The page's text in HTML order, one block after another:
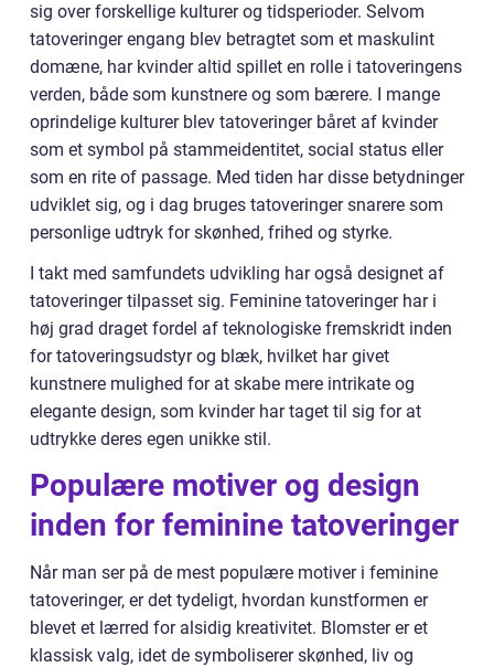
sig over forskellige kulturer og tidsperioder. Selvom
tatoveringer engang blev betragtet som et maskulint
domæne, har kvinder altid spillet en rolle i tatoveringens
verden, både som kunstnere og som bærere. I mange
oprindelige kulturer blev tatoveringer båret af kvinder
som et symbol på stammeidentitet, social status eller
som en rite of passage. Med tiden har disse betydninger
udviklet sig, og i dag bruges tatoveringer snarere som
personlige udtryk for skønhed, frihed og styrke.
I takt med samfundets udvikling har også designet af
tatoveringer tilpasset sig. Feminine tatoveringer har i
høj grad draget fordel af teknologiske fremskridt inden
for tatoveringsudstyr og blæk, hvilket har givet
kunstnere mulighed for at skabe mere intrikate og
elegante design, som kvinder har taget til sig for at
udtrykke deres egen unikke stil.
Populære motiver og design
inden for feminine tatoveringer
Når man ser på de mest populære motiver i feminine
tatoveringer, er det tydeligt, hvordan kunstformen er
blevet et lærred for alsidig kreativitet. Blomster er et
klassisk valg, idet de symboliserer skønhed, liv og